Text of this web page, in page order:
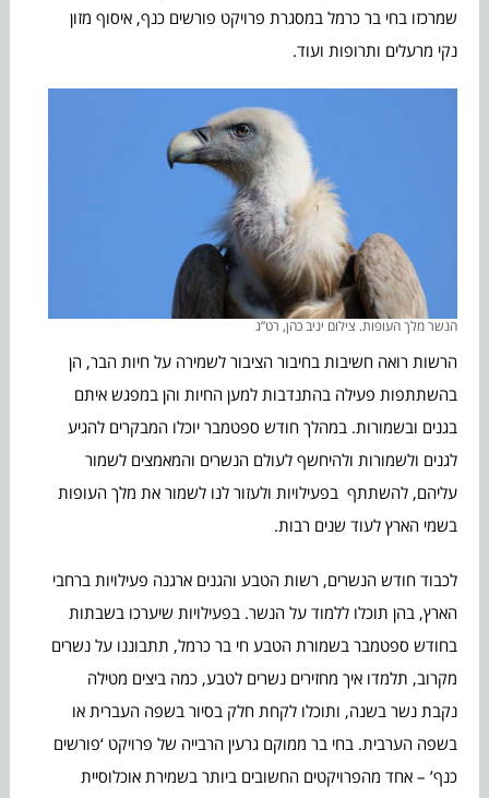
שמרכזו בחי בר כרמל במסגרת פרויקט פורשים כנף, איסוף מזון
נקי מרעלים ותרופות ועוד.
הנשר מלך העופות. צילום יניב כהן, רט”ג
הרשות רואה חשיבות בחיבור הציבור לשמירה על חיות הבר, הן
בהשתתפות פעילה בהתנדבות למען החיות והן במפגש איתם
בגנים ובשמורות. במהלך חודש ספטמבר יוכלו המבקרים להגיע
לגנים ולשמורות ולהיחשף לעולם הנשרים והמאמצים לשמור
עליהם, להשתתף בפעילויות ולעזור לנו לשמור את מלך העופות
בשמי הארץ לעוד שנים רבות.
לכבוד חודש הנשרים, רשות הטבע והגנים ארגנה פעילויות ברחבי
הארץ, בהן תוכלו ללמוד על הנשר. בפעילויות שיערכו בשבתות
בחודש ספטמבר בשמורת הטבע חי בר כרמל, תתבוננו על נשרים
מקרוב, תלמדו איך מחזירים נשרים לטבע, כמה ביצים מטילה
נקבת נשר בשנה, ותוכלו לקחת חלק בסיור בשפה העברית או
בשפה הערבית. בחי בר ממוקם גרעין הרבייה של פרויקט ‘פורשים
כנף’ – אחד מהפרויקטים החשובים ביותר בשמירת אוכלוסיית